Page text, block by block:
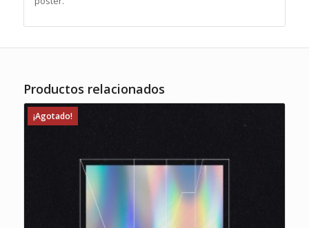
Productos relacionados
¡Agotado!